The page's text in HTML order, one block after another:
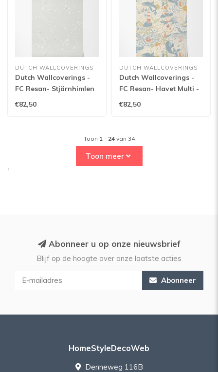
DUTCH WALLCOVERINGS
Dutch Wallcoverings -
FC Resan- Stjärnhimlen
Gray - 29019
€82,50
DUTCH WALLCOVERINGS
Dutch Wallcoverings -
FC Resan- Havet Multi -
29015
€82,50
Toon 1- 24van 34
Toon meer
'
Abonneer u op onze nieuwsbrief
Blijf op de hoogte over onze laatste acties
Abonneer
HomeStyleDecoWeb
Denneweg 116B